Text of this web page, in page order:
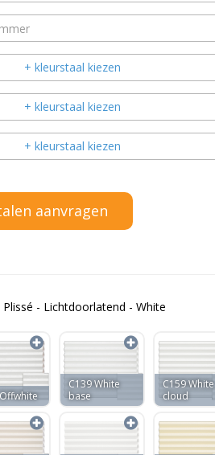
+ kleurstaal kiezen
+ kleurstaal kiezen
+ kleurstaal kiezen
Plissé - Lichtdoorlatend - White
C139 White
base
C159 White
cloud